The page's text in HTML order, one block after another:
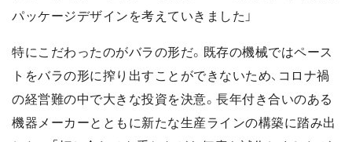
パッケージデザインを考えていきました」
特にこだわったのがバラの形だ。既存の機械ではペース
トをバラの形に搾り出すことができないため、コロナ禍
の経営難の中で大きな投資を決意。長年付き合いのある
機器メーカーとともに新たな生産ラインの構築に踏み出